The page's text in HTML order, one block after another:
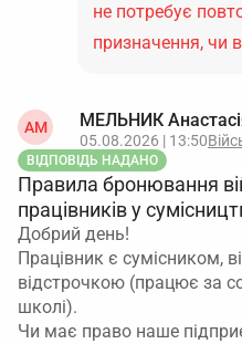
не потребує
призначення, чи
АМ МЕЛЬНИК
05.08.2026 | 13:50
ВІДПОВІДЬ НАДАНО
Правила бронювання
працівників у
Добрий день!
Працівник є сумісником,
відстрочкою (працює за
школі).
Чи має право наше